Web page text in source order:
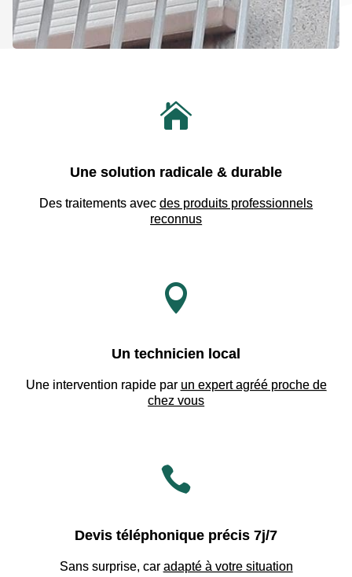

Une solution radicale & durable
Des traitements avec des produits professionnels
reconnus

Un technicien local
Une intervention rapide par un expert agréé proche de
chez vous

Devis téléphonique précis 7j/7
Sans surprise, car adapté à votre situation